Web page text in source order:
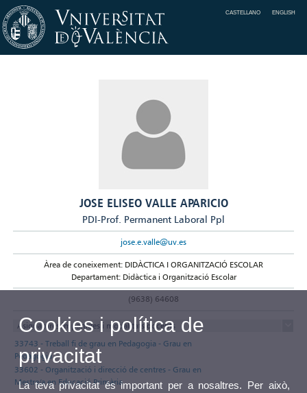
CASTELLANO ENGLISH
JOSE ELISEO VALLE APARICIO
PDI-Prof. Permanent Laboral Ppl
jose.e.valle@uv.es
Àrea de coneixement: DIDÀCTICA I ORGANITZACIÓ ESCOLAR
Departament: Didàctica i Organització Escolar
(9638) 64608
Asignatures impartides i modalitats docents
33743 - Treball fi de grau en Pedagogia - Grau en
Pedagogia
33602 - Organització i direcció de centres - Grau en
Mestre/a en Educació Primària
Cookies i política de
privacitat
La teva privacitat és important per a nosaltres. Per això,